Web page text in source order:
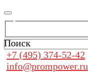
Поиск
+7 (495) 374-52-42
info@prompower.ru